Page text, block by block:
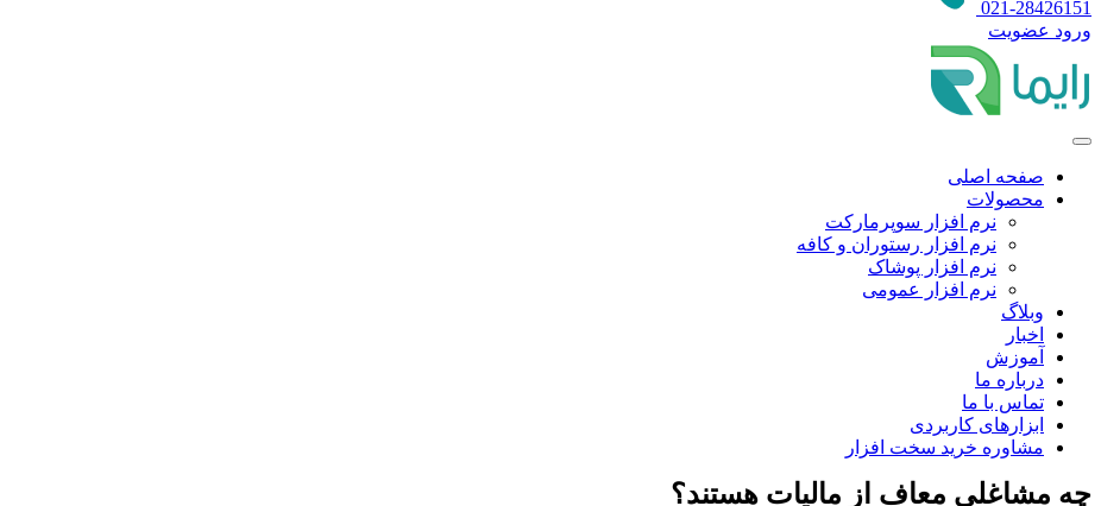
021-28426151
ورود عضویت
صفحه اصلی
محصولات
نرم افزار سوپرمارکت
نرم افزار رستوران و کافه
نرم افزار پوشاک
نرم افزار عمومی
وبلاگ
اخبار
آموزش
درباره ما
تماس با ما
ابزارهای کاربردی
مشاوره خرید سخت افزار
چه مشاغلی معاف از مالیات هستند؟